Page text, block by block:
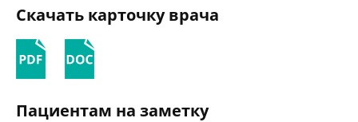
Скачать карточку врача
Пациентам на заметку